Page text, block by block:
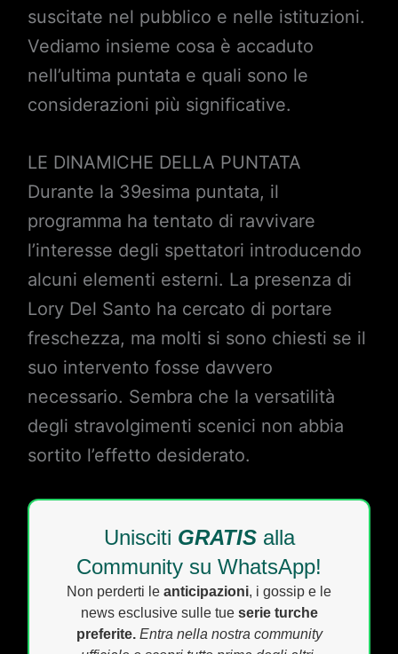
suscitate nel pubblico e nelle istituzioni.
Vediamo insieme cosa è accaduto
nell’ultima puntata e quali sono le
considerazioni più significative.
LE DINAMICHE DELLA PUNTATA
Durante la 39esima puntata, il
programma ha tentato di ravvivare
l’interesse degli spettatori introducendo
alcuni elementi esterni. La presenza di
Lory Del Santo ha cercato di portare
freschezza, ma molti si sono chiesti se il
suo intervento fosse davvero
necessario. Sembra che la versatilità
degli stravolgimenti scenici non abbia
sortito l’effetto desiderato.
Unisciti GRATISalla
Community su WhatsApp!
Non perderti le anticipazioni, i gossip e le
news esclusive sulle tue serie turche
preferite. Entra nella nostra community